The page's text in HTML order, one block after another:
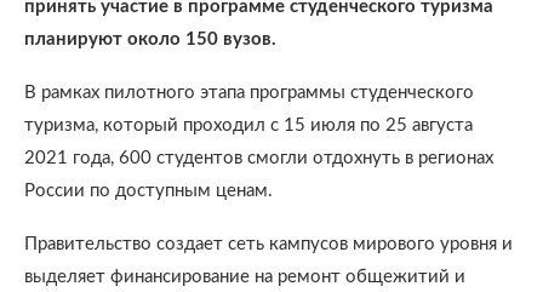
принять участие в программе студенческого туризма
планируют около 150 вузов.
В рамках пилотного этапа программы студенческого
туризма, который проходил с 15 июля по 25 августа
2021 года, 600 студентов смогли отдохнуть в регионах
России по доступным ценам.
Правительство создает сеть кампусов мирового уровня и
выделяет финансирование на ремонт общежитий и